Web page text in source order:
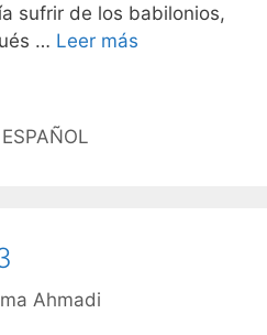
sufrir de los babilonios,
… Leer más
Ahmadi